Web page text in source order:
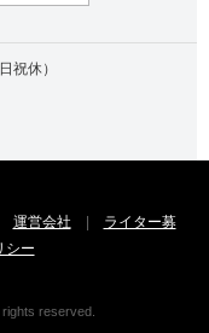
祝休）
運営会社 |
ライター募
シー
reserved.